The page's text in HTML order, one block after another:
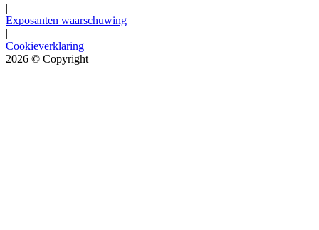
|
Exposanten waarschuwing
|
Cookieverklaring
2026 © Copyright